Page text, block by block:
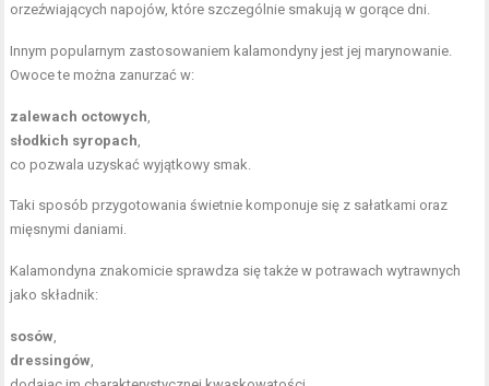
orzeźwiających napojów, które szczególnie smakują w gorące dni.
Innym popularnym zastosowaniem kalamondyny jest jej marynowanie.
Owoce te można zanurzać w:
zalewach octowych,
słodkich syropach,
co pozwala uzyskać wyjątkowy smak.
Taki sposób przygotowania świetnie komponuje się z sałatkami oraz
mięsnymi daniami.
Kalamondyna znakomicie sprawdza się także w potrawach wytrawnych
jako składnik:
sosów,
dressingów,